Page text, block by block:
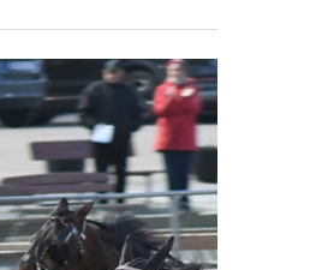
220314
LOPP 4
Intervju
2022 03 14
LOPP 5
Intervju
2022 03 14